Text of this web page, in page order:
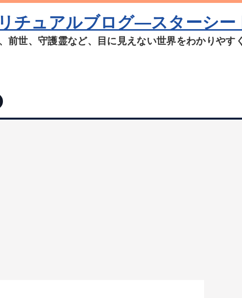
チュアルブログ―スターシー
前世、守護霊など、目に見えない世界をわかりやす